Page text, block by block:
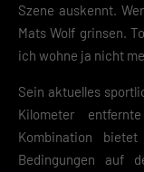
Szene auskennt.
Mats Wolf grinsen.
ich wohne ja nicht
Sein aktuelles
Kilometer
Kombination
Bedingungen auf